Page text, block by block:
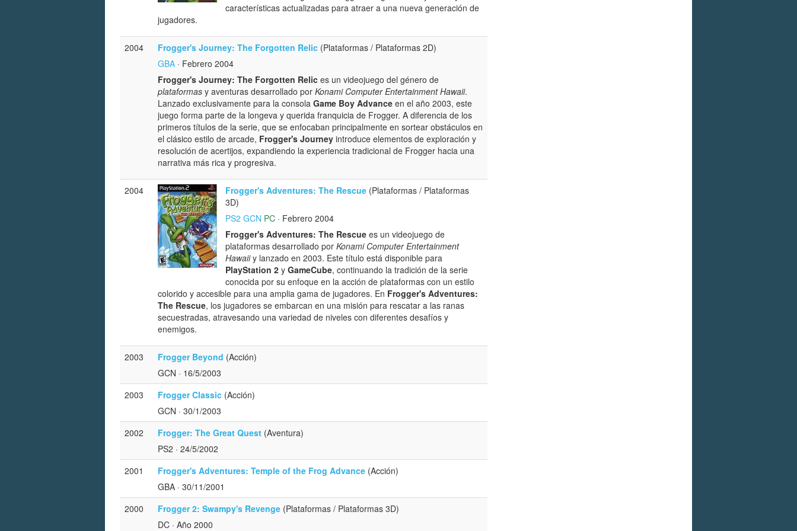
características actualizadas para atraer a una nueva generación de
jugadores.
2004 Frogger's Journey: The Forgotten Relic (Plataformas / Plataformas 2D)
GBA · Febrero 2004
Frogger's Journey: The Forgotten Relic es un videojuego del género de
plataformas y aventuras desarrollado por Konami Computer Entertainment Hawaii.
Lanzado exclusivamente para la consola Game Boy Advance en el año 2003, este
juego forma parte de la longeva y querida franquicia de Frogger. A diferencia de los
primeros títulos de la serie, que se enfocaban principalmente en sortear obstáculos en
el clásico estilo de arcade, Frogger's Journey introduce elementos de exploración y
resolución de acertijos, expandiendo la experiencia tradicional de Frogger hacia una
narrativa más rica y progresiva.
2004 Frogger's Adventures: The Rescue (Plataformas / Plataformas
3D)
PS2 GCN PC · Febrero 2004
Frogger's Adventures: The Rescue es un videojuego de
plataformas desarrollado por Konami Computer Entertainment
Hawaiiy lanzado en 2003. Este título está disponible para
PlayStation 2 y GameCube, continuando la tradición de la serie
conocida por su enfoque en la acción de plataformas con un estilo
colorido y accesible para una amplia gama de jugadores. En Frogger's Adventures:
The Rescue, los jugadores se embarcan en una misión para rescatar a las ranas
secuestradas, atravesando una variedad de niveles con diferentes desafíos y
enemigos.
2003 Frogger Beyond (Acción)
GCN · 16/5/2003
2003
Frogger Classic (Acción)
GCN · 30/1/2003
2002
Frogger: The Great Quest (Aventura)
PS2 · 24/5/2002
2001
Frogger's Adventures: Temple of the Frog Advance (Acción)
GBA · 30/11/2001
2000
Frogger 2: Swampy's Revenge (Plataformas / Plataformas 3D)
DC · Año 2000